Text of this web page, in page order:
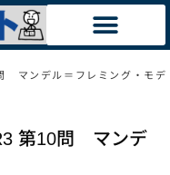
マンデル＝フレミング・モデ
第10問 マンデ